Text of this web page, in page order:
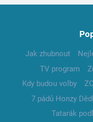
Jak zhubnout
TV program
Kdy budou volby
7 pádů Honzy
Tatarák